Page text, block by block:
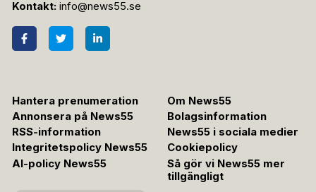
Kontakt: info@news55.se
Hantera prenumeration
Om News55
Annonsera på News55
Bolagsinformation
RSS-information
News55 i sociala medier
Integritetspolicy News55
Cookiepolicy
AI-policy News55
Så gör vi News55 mer
tillgängligt